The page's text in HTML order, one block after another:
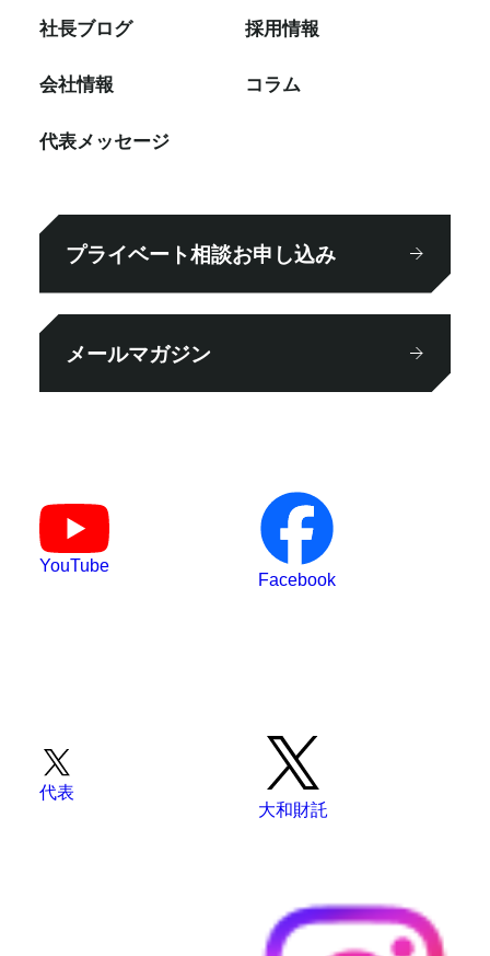
社⻑ブログ
会社情報
代表メッセージ
採⽤情報
コラム
プライベート相談お申し込み
メールマガジン
YouTube
Facebook
代表
大和財託